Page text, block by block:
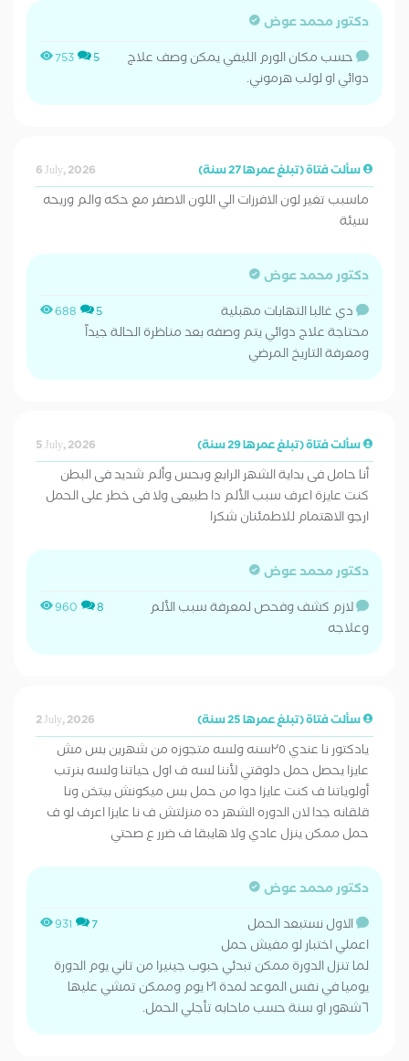
دكتور محمد عوض
753 5
حسب مكان الورم الليفي يمكن وصف علاج
دوائي او لولب هرموني.
سألت فتاة (تبلغ عمرها 27 سنة) 6 July, 2026
ماسبب تغير لون الافرزات الي اللون الاصفر مع حكه والم وريحه
سيئة
دكتور محمد عوض
688 5
دي غالبا التهابات مهبلية
محتاجة علاج دوائي يتم وصفه بعد مناظرة الحالة جيداً
ومعرفة التاريخ المرضي
سألت فتاة (تبلغ عمرها 29 سنة) 5 July, 2026
أنا حامل فى بداية الشهر الرابع وبحس وألم شديد فى البطن
كنت عايزة اعرف سبب الألم دا طبيعى ولا فى خطر على الحمل
ارجو الاهتمام للاطمئنان شكرا
دكتور محمد عوض
960 8
لازم كشف وفحص لمعرفة سبب الألم
وعلاجه
سألت فتاة (تبلغ عمرها 25 سنة) 2 July, 2026
يادكتور نا عندي ٢٥سنه ولسه متجوزه من شهرين بس مش
عايزا يحصل حمل دلوقتي لأننا لسه ف اول حياتنا ولسه بنرتب
أولوياتنا ف كنت عايزا دوا من حمل بس ميكونش بيتخن ونا
قلقانه جدا لان الدوره الشهر ده منزلتش ف نا عايزا اعرف لو ف
حمل ممكن ينزل عادي ولا هايبقا ف ضرر ع صحتي
دكتور محمد عوض
931 7
الاول نستبعد الحمل
اعملي اختبار لو مفيش حمل
لما تنزل الدورة ممكن تبدئي حبوب جينيرا من تاني يوم الدورة
يوميا في نفس الموعد لمدة ٢١ يوم وممكن تمشي عليها
٦شهور او سنة حسب ماحابه تأجلي الحمل.